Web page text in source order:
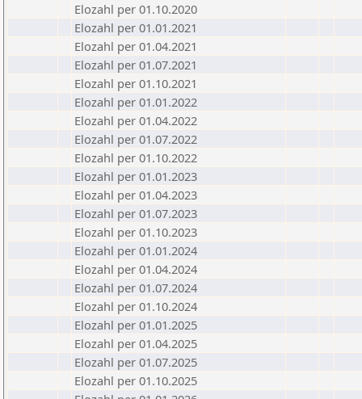
Elozahl per 01.10.2020
Elozahl per 01.01.2021
Elozahl per 01.04.2021
Elozahl per 01.07.2021
Elozahl per 01.10.2021
Elozahl per 01.01.2022
Elozahl per 01.04.2022
Elozahl per 01.07.2022
Elozahl per 01.10.2022
Elozahl per 01.01.2023
Elozahl per 01.04.2023
Elozahl per 01.07.2023
Elozahl per 01.10.2023
Elozahl per 01.01.2024
Elozahl per 01.04.2024
Elozahl per 01.07.2024
Elozahl per 01.10.2024
Elozahl per 01.01.2025
Elozahl per 01.04.2025
Elozahl per 01.07.2025
Elozahl per 01.10.2025